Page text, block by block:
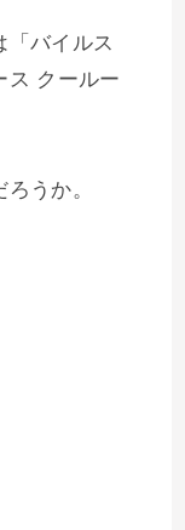
「バイルス
ス クールー
うか。